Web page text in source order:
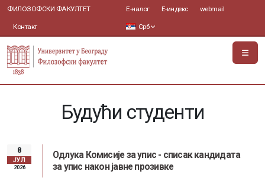
ФИЛОЗОФСКИ ФАКУЛТЕТ
Контакт
Е-налог Е-индекс webmail
Срб
Будући студенти
8
ЈУЛ
2026
Одлука Комисије за упис - списак кандидата
за упис након јавне прозивке